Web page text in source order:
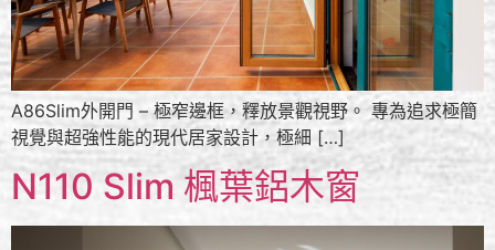
A86Slim外開門 – 極窄邊框，釋放景觀視野。 專為追求極簡
視覺與超強性能的現代居家設計，極細 […]
N110 Slim 楓葉鋁木窗